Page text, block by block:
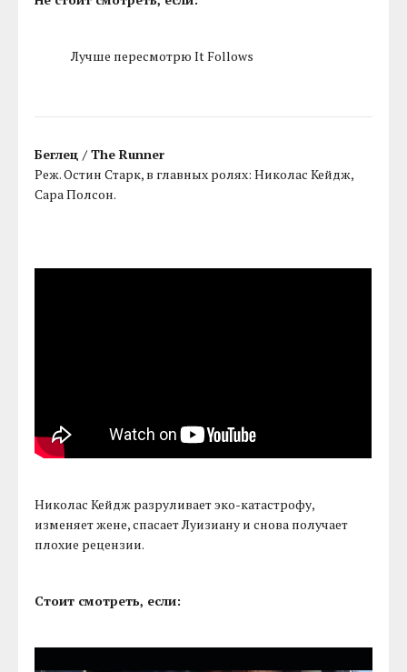
Лучше пересмотрю It Follows
Беглец / The Runner
Реж. Остин Старк, в главных ролях: Николас Кейдж,
Сара Полсон.
Николас Кейдж разруливает эко-катастрофу,
изменяет жене, спасает Луизиану и снова получает
плохие рецензии.
Стоит смотреть, если: